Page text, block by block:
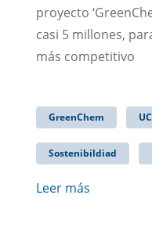
proyecto
casi 5 millones,
más competitivo
GreenChem
Sostenibildiad
Leer más